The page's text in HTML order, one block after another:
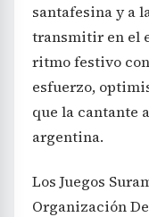
santafesina y a
transmitir en el
ritmo festivo
esfuerzo,
que la cantante
argentina.
Los Juegos
Organización